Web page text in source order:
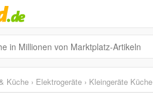
Küche › Elektrogeräte › Kleingeräte Küche